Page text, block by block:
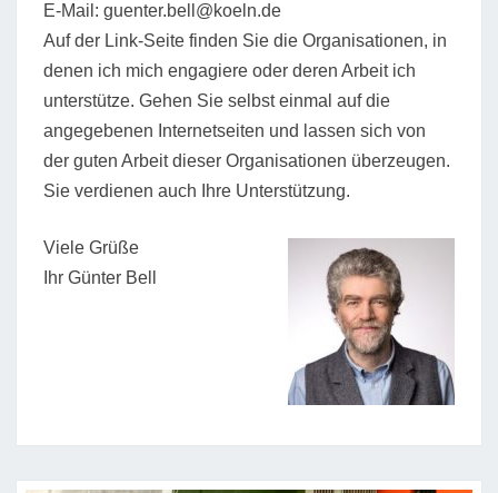
E-Mail: guenter.bell@koeln.de
Auf der Link-Seite finden Sie die Organisationen, in
denen ich mich engagiere oder deren Arbeit ich
unterstütze. Gehen Sie selbst einmal auf die
angegebenen Internetseiten und lassen sich von
der guten Arbeit dieser Organisationen überzeugen.
Sie verdienen auch Ihre Unterstützung.
Viele Grüße
Ihr Günter Bell